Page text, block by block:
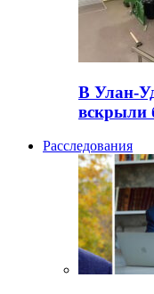
В Улан-
вскрыли
Расследования